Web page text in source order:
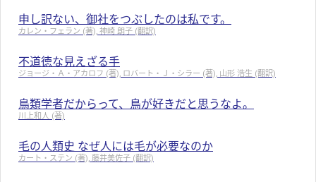
申し訳ない、御社をつぶしたのは私です。
カレン・フェラン (著), 神崎 朗子 (翻訳)
不道徳な見えざる手
ジョージ・Ａ・アカロフ (著), ロバート・Ｊ・シラー (著), 山形 浩生 (翻訳)
鳥類学者だからって、鳥が好きだと思うなよ。
川上和人 (著)
毛の人類史 なぜ人には毛が必要なのか
カート・ステン (著), 藤井美佐子 (翻訳)